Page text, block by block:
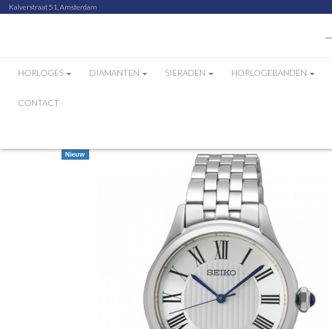
Kalverstraat 51, Amsterdam
HORLOGES DIAMANTEN SIERADEN HORLOGEBANDEN
CONTACT
Nieuw